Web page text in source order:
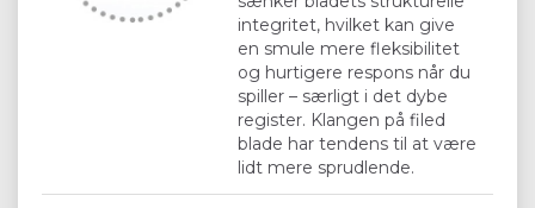
integritet, hvilket kan give
en smule mere fleksibilitet
og hurtigere respons når du
spiller – særligt i det dybe
register. Klangen på filed
blade har tendens til at være
lidt mere sprudlende.